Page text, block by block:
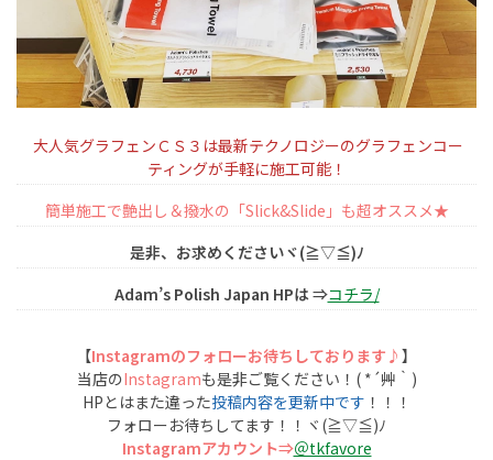
大人気グラフェンＣＳ３は最新テクノロジーのグラフェンコー
ティングが手軽に施工可能！
簡単施工で艶出し＆撥水の「Slick&Slide」も超オススメ★
是非、お求めくださいヾ(≧▽≦)ﾉ
Adam’s Polish Japan HPは ⇒コチラ/
【Instagramのフォローお待ちしております♪ 】
当店のInstagramも是非ご覧ください！( *´艸｀)
HPとはまた違った投稿内容を更新中です ！！！
フォローお待ちしてます！！ヾ(≧▽≦)ﾉ
Instagramアカウント⇒＠tkfavore